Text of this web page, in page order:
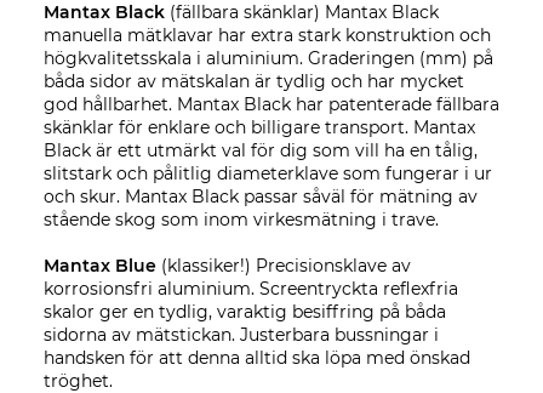
Mantax Black (fällbara skänklar) Mantax Black
manuella mätklavar har extra stark konstruktion och
högkvalitetsskala i aluminium. Graderingen (mm) på
båda sidor av mätskalan är tydlig och har mycket
god hållbarhet. Mantax Black har patenterade fällbara
skänklar för enklare och billigare transport. Mantax
Black är ett utmärkt val för dig som vill ha en tålig,
slitstark och pålitlig diameterklave som fungerar i ur
och skur. Mantax Black passar såväl för mätning av
stående skog som inom virkesmätning i trave.
Mantax Blue (klassiker!) Precisionsklave av
korrosionsfri aluminium. Screentryckta reflexfria
skalor ger en tydlig, varaktig besiffring på båda
sidorna av mätstickan. Justerbara bussningar i
handsken för att denna alltid ska löpa med önskad
tröghet.